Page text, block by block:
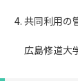
共同利用の
広島修道大